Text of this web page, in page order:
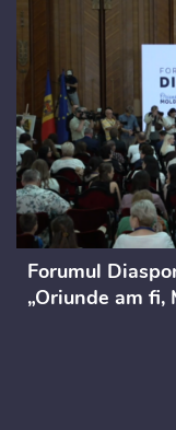
Forumul
„Oriunde am fi,